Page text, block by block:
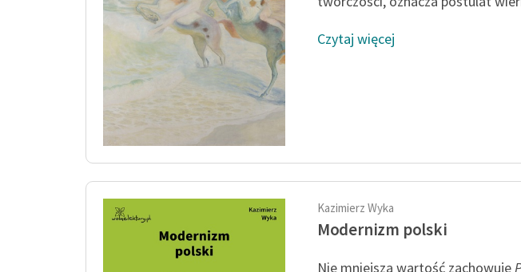
Czytaj więcej
Kazimierz Wyka
Modernizm polski
Nie mniejszą wartość zachowuje